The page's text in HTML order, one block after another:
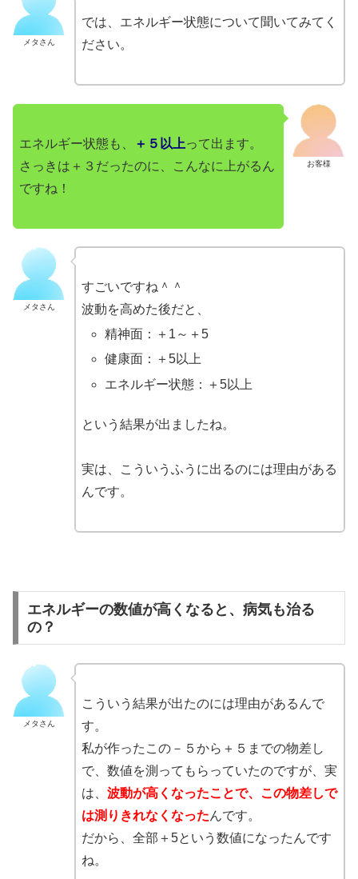
メタさん
では、エネルギー状態について聞いてみてく
ださい。
お客様
エネルギー状態も、 ＋５以上って出ます。
さっきは＋３だったのに、こんなに上がるん
ですね！
メタさん
すごいですね＾＾
波動を高めた後だと、
精神面：＋1～＋5
健康面：＋5以上
エネルギー状態：＋5以上
という結果が出ましたね。
実は、こういうふうに出るのには理由がある
んです。
エネルギーの数値が高くなると、病気も治る
の？
メタさん
こういう結果が出たのには理由があるんで
す。
私が作ったこの－５から＋５までの物差し
で、数値を測ってもらっていたのですが、実
は、 波動が高くなったことで、この物差しで
は測りきれなくなったんです。
だから、全部＋5という数値になったんです
ね。